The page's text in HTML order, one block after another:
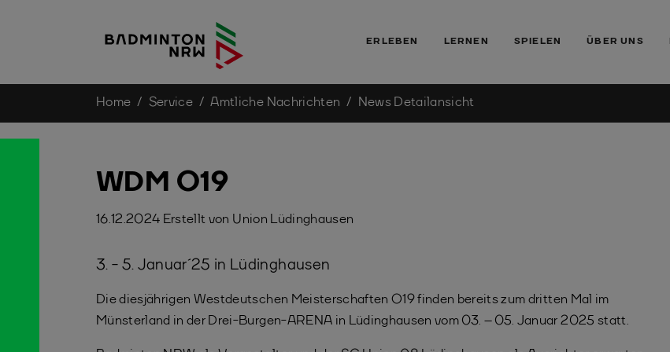
ERLEBEN LERNEN SPIELEN ÜBER UNS
Home Service Amtliche Nachrichten News Detailansicht
WDM O19
16.12.2024 Erstellt von Union Lüdinghausen
3. - 5. Januar´25 in Lüdinghausen
Die diesjährigen Westdeutschen Meisterschaften O19 finden bereits zum dritten Mal im
Münsterland in der Drei-Burgen-ARENA in Lüdinghausen vom 03. – 05. Januar 2025 statt.